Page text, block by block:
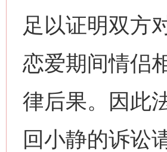
足以证明双方
恋爱期间情侣
律后果。因此
回小静的诉讼